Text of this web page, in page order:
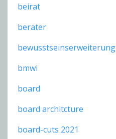
beirat
berater
bewusstseinserweiterung
bmwi
board
board architcture
board-cuts 2021